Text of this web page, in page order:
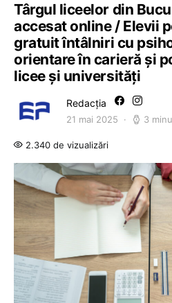
Târgul liceelor din
accesat online / Elevii
gratuit întâlniri cu
orientare în carieră și
licee și universități
Redacția
21 mai 2025 3
2.340 de vizualizări